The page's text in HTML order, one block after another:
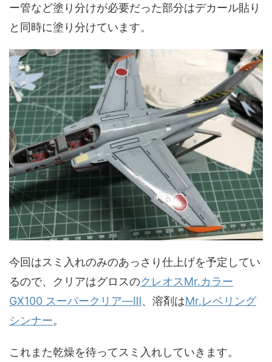
ー管など塗り分けが必要だった部分はデカール貼り
と同時に塗り分けています。
今回はスミ入れのみのあっさり仕上げを予定してい
るので、クリアはグロスのクレオスMr.カラー
GX100 スーパークリア―Ⅲ、溶剤はMr.レベリング
シンナー。
これまた乾燥を待ってスミ入れしていきます。